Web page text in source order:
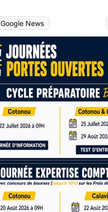
Google News